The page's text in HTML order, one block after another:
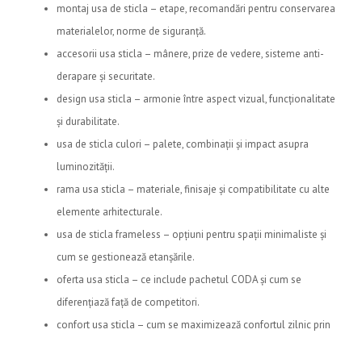
montaj usa de sticla – etape, recomandări pentru conservarea
materialelor, norme de siguranță.
accesorii usa sticla – mânere, prize de vedere, sisteme anti-
derapare și securitate.
design usa sticla – armonie între aspect vizual, funcționalitate
și durabilitate.
usa de sticla culori – palete, combinații și impact asupra
luminozității.
rama usa sticla – materiale, finisaje și compatibilitate cu alte
elemente arhitecturale.
usa de sticla frameless – opțiuni pentru spații minimaliste și
cum se gestionează etanșările.
oferta usa sticla – ce include pachetul CODA și cum se
diferențiază față de competitori.
confort usa sticla – cum se maximizează confortul zilnic prin